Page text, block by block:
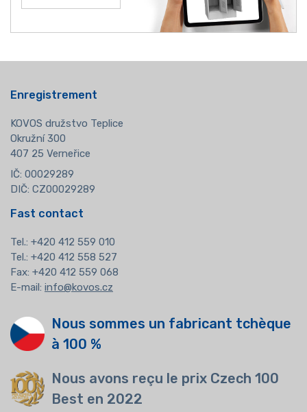
Enregistrement
KOVOS družstvo Teplice
Okružní 300
407 25 Verneřice
IČ: 00029289
DIČ: CZ00029289
Fast contact
Tel.: +420 412 559 010
Tel.: +420 412 558 527
Fax: +420 412 559 068
E-mail: info@kovos.cz
Nous sommes un fabricant tchèque
à 100 %
Nous avons reçu le prix Czech 100
Best en 2022